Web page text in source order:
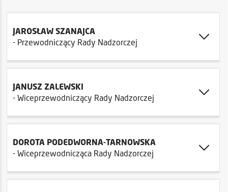
JAROSŁAW SZANAJCA
- Przewodniczący Rady Nadzorczej
JANUSZ ZALEWSKI
- Wiceprzewodniczący Rady Nadzorczej
DOROTA PODEDWORNA-TARNOWSKA
- Wiceprzewodnicząca Rady Nadzorczej